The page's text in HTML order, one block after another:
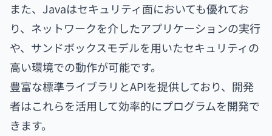
また、Javaはセキュリティ面においても優れてお
り、ネットワークを介したアプリケーションの実行
や、サンドボックスモデルを用いたセキュリティの
高い環境での動作が可能です。
豊富な標準ライブラリとAPIを提供しており、開発
者はこれらを活用して効率的にプログラムを開発で
きます。